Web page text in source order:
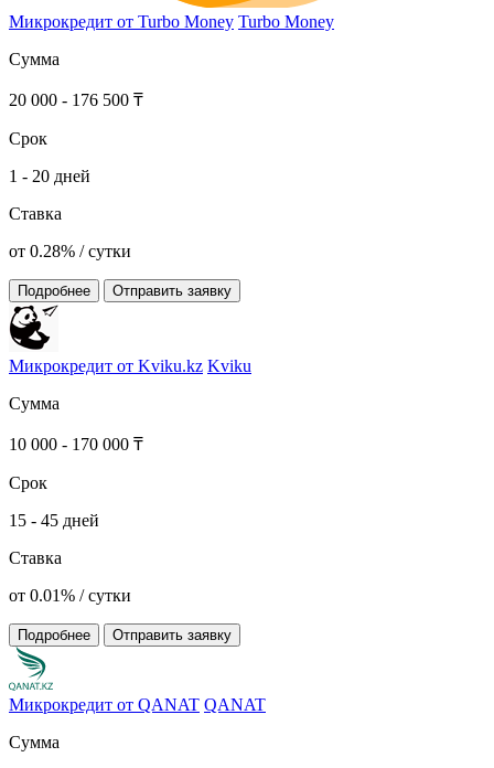
Микрокредит от Turbo Money Turbo Money
Сумма
20 000 - 176 500 ₸
Срок
1 - 20 дней
Ставка
от 0.28% / сутки
Подробнее Отправить заявку
Микрокредит от Kviku.kz Kviku
Сумма
10 000 - 170 000 ₸
Срок
15 - 45 дней
Ставка
от 0.01% / сутки
Подробнее Отправить заявку
Микрокредит от QANAT QANAT
Сумма